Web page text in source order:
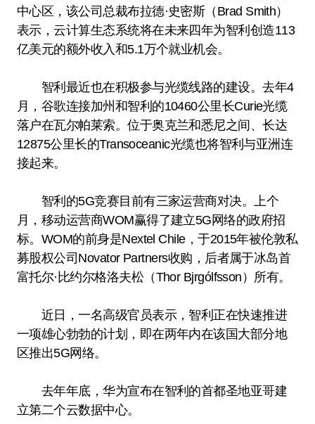
中心区，该公司总裁布拉德·史密斯（Brad Smith）
表示，云计算生态系统将在未来四年为智利创造113
亿美元的额外收入和5.1万个就业机会。
智利最近也在积极参与光缆线路的建设。去年4
月，谷歌连接加州和智利的10460公里长Curie光缆
落户在瓦尔帕莱索。位于奥克兰和悉尼之间、长达
12875公里长的Transoceanic光缆也将智利与亚洲连
接起来。
智利的5G竞赛目前有三家运营商对决。上个
月，移动运营商WOM赢得了建立5G网络的政府招
标。WOM的前身是Nextel Chile，于2015年被伦敦私
募股权公司Novator Partners收购，后者属于冰岛首
富托尔·比约尔格洛夫松（Thor Bjrgólfsson）所有。
近日，一名高级官员表示，智利正在快速推进
一项雄心勃勃的计划，即在两年内在该国大部分地
区推出5G网络。
去年年底，华为宣布在智利的首都圣地亚哥建
立第二个云数据中心。